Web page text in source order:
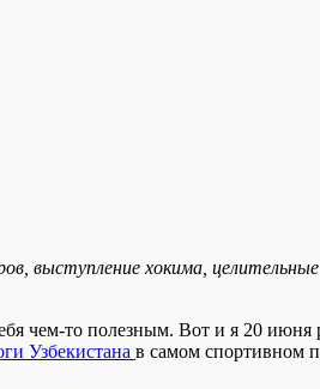
выступление хокима,
чем-то полезным. Вот и я 20
Узбекистана в самом спортивном